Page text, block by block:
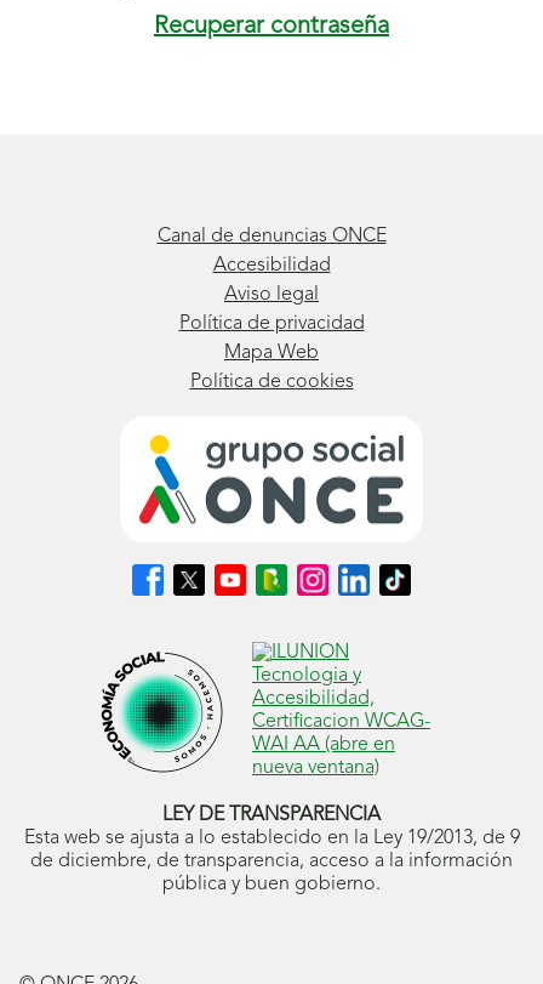
Recuperar contraseña
Canal de denuncias ONCE
Accesibilidad
Aviso legal
Política de privacidad
Mapa Web
Política de cookies
Síguenos
en
abrirá
en
ventana
nueva)
Síguenos
en
abrirá
en
ventana
nueva)
Síguenos
en
abrirá
en
ventana
nueva)
Síguenos
en
Blog
ONCE
(se
abrirá
en
ventana
nueva)
Síguenos
en
(se
abrirá
en
ventana
nueva)
Síguenos
en
(se
abrirá
en
ventana
nueva)
Síguenos
en
ventana
nueva)
LEY DE TRANSPARENCIA
Esta web se ajusta a lo establecido en la Ley 19/2013, de 9
de diciembre, de transparencia, acceso a la información
pública y buen gobierno.